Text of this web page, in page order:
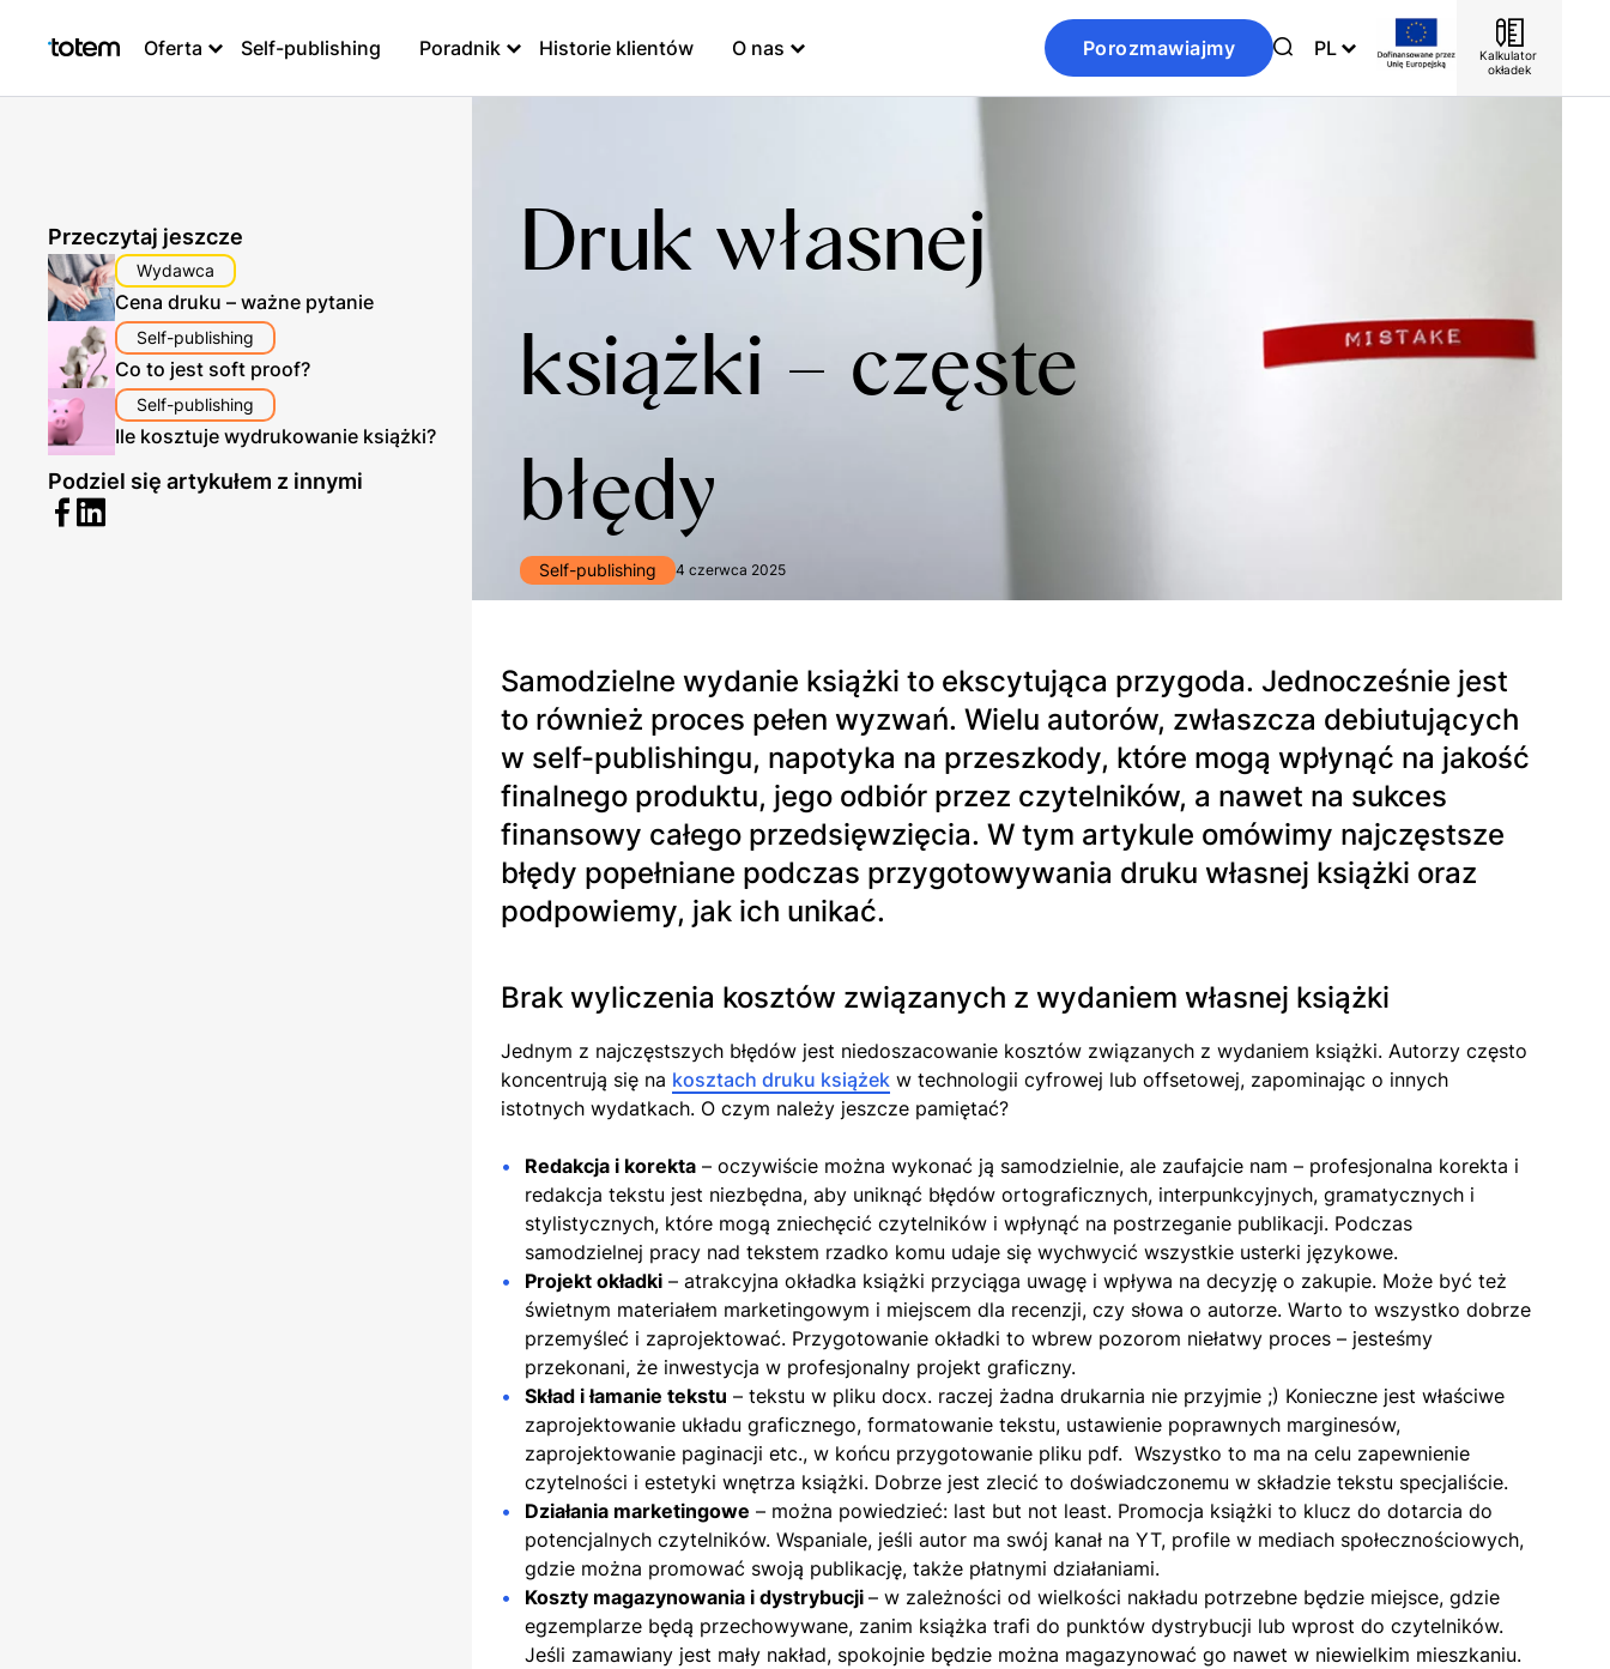
Oferta Self-publishing Poradnik Historie klientów O nas Porozmawiajmy PL
Kalkulator
okładek
Przeczytaj jeszcze
Wydawca
Cena druku – ważne pytanie
Self-publishing
Co to jest soft proof?
Self-publishing
Ile kosztuje wydrukowanie książki?
Podziel się artykułem z innymi
Druk własnej
książki – częste
błędy
Self-publishing 4 czerwca 2025
Samodzielne wydanie książki to ekscytująca przygoda. Jednocześnie jest
to również proces pełen wyzwań. Wielu autorów, zwłaszcza debiutujących
w self-publishingu, napotyka na przeszkody, które mogą wpłynąć na jakość
finalnego produktu, jego odbiór przez czytelników, a nawet na sukces
finansowy całego przedsięwzięcia. W tym artykule omówimy najczęstsze
błędy popełniane podczas przygotowywania druku własnej książki oraz
podpowiemy, jak ich unikać.
Brak wyliczenia kosztów związanych z wydaniem własnej książki
Jednym z najczęstszych błędów jest niedoszacowanie kosztów związanych z wydaniem książki. Autorzy często
koncentrują się na kosztach druku książek w technologii cyfrowej lub offsetowej, zapominając o innych
istotnych wydatkach. O czym należy jeszcze pamiętać?
Redakcja i korekta – oczywiście można wykonać ją samodzielnie, ale zaufajcie nam – profesjonalna korekta i
redakcja tekstu jest niezbędna, aby uniknąć błędów ortograficznych, interpunkcyjnych, gramatycznych i
stylistycznych, które mogą zniechęcić czytelników i wpłynąć na postrzeganie publikacji. Podczas
samodzielnej pracy nad tekstem rzadko komu udaje się wychwycić wszystkie usterki językowe.
Projekt okładki – atrakcyjna okładka książki przyciąga uwagę i wpływa na decyzję o zakupie. Może być też
świetnym materiałem marketingowym i miejscem dla recenzji, czy słowa o autorze. Warto to wszystko dobrze
przemyśleć i zaprojektować. Przygotowanie okładki to wbrew pozorom niełatwy proces – jesteśmy
przekonani, że inwestycja w profesjonalny projekt graficzny.
Skład i łamanie tekstu – tekstu w pliku docx. raczej żadna drukarnia nie przyjmie ;) Konieczne jest właściwe
zaprojektowanie układu graficznego, formatowanie tekstu, ustawienie poprawnych marginesów,
zaprojektowanie paginacji etc., w końcu przygotowanie pliku pdf. Wszystko to ma na celu zapewnienie
czytelności i estetyki wnętrza książki. Dobrze jest zlecić to doświadczonemu w składzie tekstu specjaliście.
Działania marketingowe – można powiedzieć: last but not least. Promocja książki to klucz do dotarcia do
potencjalnych czytelników. Wspaniale, jeśli autor ma swój kanał na YT, profile w mediach społecznościowych,
gdzie można promować swoją publikację, także płatnymi działaniami.
Koszty magazynowania i dystrybucji – w zależności od wielkości nakładu potrzebne będzie miejsce, gdzie
egzemplarze będą przechowywane, zanim książka trafi do punktów dystrybucji lub wprost do czytelników.
Jeśli zamawiany jest mały nakład, spokojnie będzie można magazynować go nawet w niewielkim mieszkaniu.